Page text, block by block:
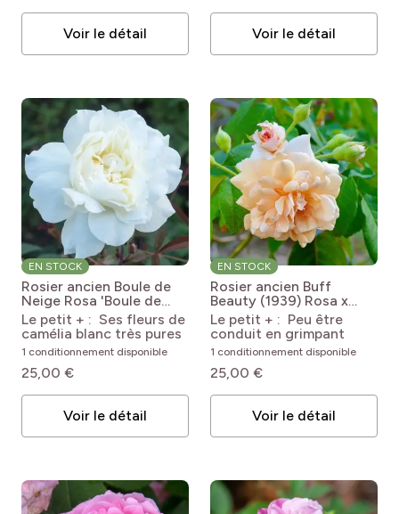
Voir le détail Voir le détail
EN STOCK
Rosier ancien Boule de
Neige Rosa 'Boule de
Neige'
Le petit + : Ses fleurs de
camélia blanc très pures
1 conditionnement disponible
25,00 €
Voir le détail
EN STOCK
Rosier ancien Buff
Beauty (1939) Rosa x
moschata 'Buff Beauty'
Le petit + : Peu être
conduit en grimpant
1 conditionnement disponible
25,00 €
Voir le détail